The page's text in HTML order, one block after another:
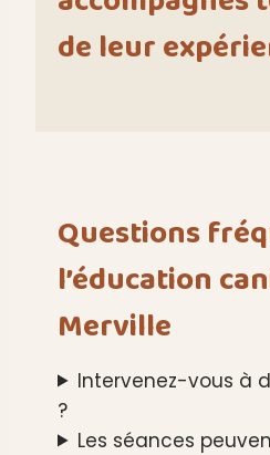
de leur
Questions
l’éducation
Merville
Intervenez-vous à
?
Les séances